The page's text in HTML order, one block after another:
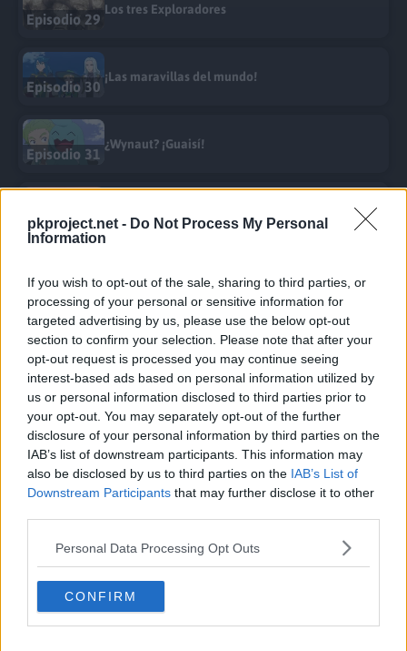
pkproject.net - Do Not Process My Personal
Information
If you wish to opt-out of the sale, sharing to third parties, or
processing of your personal or sensitive information for
targeted advertising by us, please use the below opt-out
section to confirm your selection. Please note that after your
opt-out request is processed you may continue seeing
interest-based ads based on personal information utilized by
us or personal information disclosed to third parties prior to
your opt-out. You may separately opt-out of the further
disclosure of your personal information by third parties on the
IAB’s list of downstream participants. This information may
also be disclosed by us to third parties on the IAB’s List of
Downstream Participants that may further disclose it to other
Personal Data Processing Opt Outs
CONFIRM
Episodio 29
Los tres Exploradores
Episodio 30
¡Las maravillas del mundo!
Episodio 31
¿Wynaut? ¡Guaisí!
Episodio 32
Episodio 33
¡El feroz grito de batalla de Entei!
Episodio 34
¡Más allá de la cúspide!
Episodio 35
¿Pokémon descomunales en el Área Cero?
Episodio 36
¡La columna de fuego!
Episodio 37
Más allá del reluciente arcoíris
Episodio 38
¡La verdad revelada!